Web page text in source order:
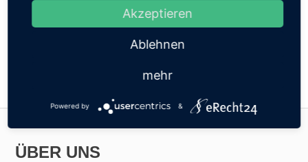
mit uns Kontakt auf.
» Mehr erfahren
ÜBER UNS
Akzeptieren
Ablehnen
mehr
Powered by &